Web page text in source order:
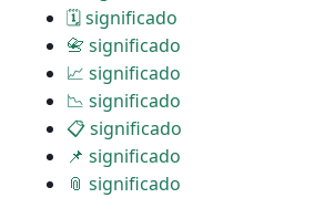
🗓 significado
📇 significado
📈 significado
📉 significado
📋 significado
📌 significado
📎 significado